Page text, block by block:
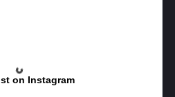
on Instagram